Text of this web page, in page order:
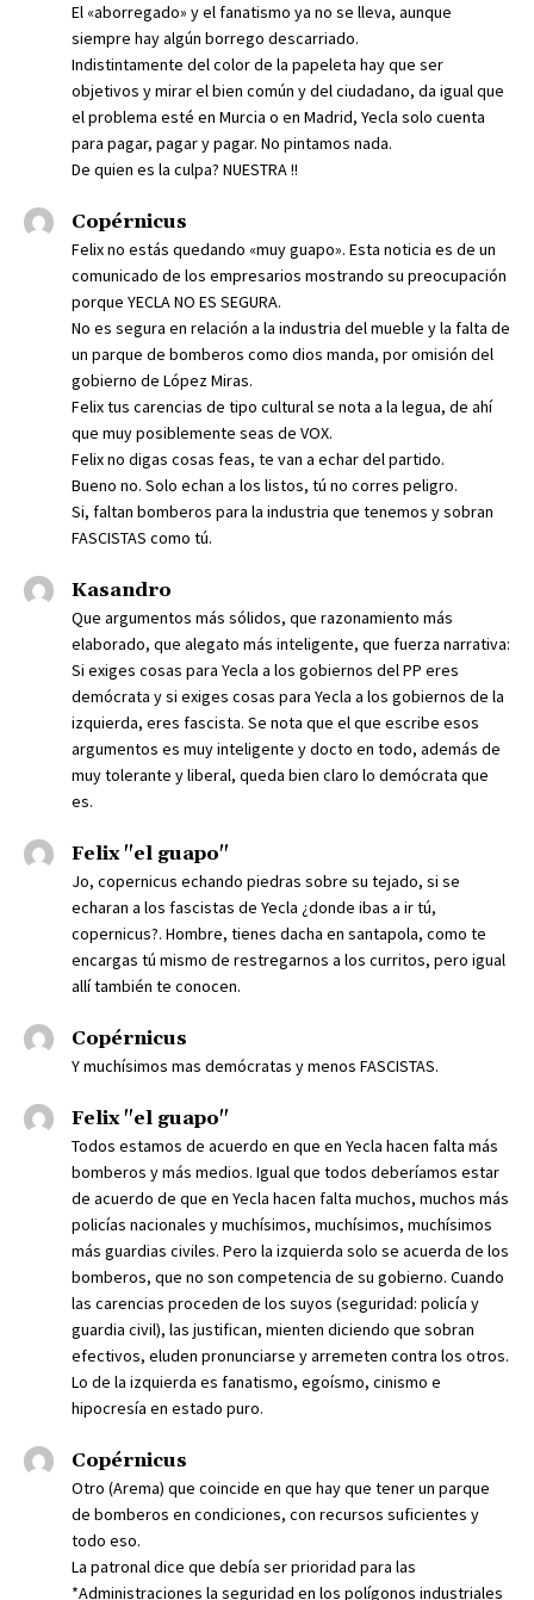
El «aborregado» y el fanatismo ya no se lleva, aunque
siempre hay algún borrego descarriado.
Indistintamente del color de la papeleta hay que ser
objetivos y mirar el bien común y del ciudadano, da igual que
el problema esté en Murcia o en Madrid, Yecla solo cuenta
para pagar, pagar y pagar. No pintamos nada.
De quien es la culpa? NUESTRA !!
Copérnicus
Felix no estás quedando «muy guapo». Esta noticia es de un
comunicado de los empresarios mostrando su preocupación
porque YECLA NO ES SEGURA.
No es segura en relación a la industria del mueble y la falta de
un parque de bomberos como dios manda, por omisión del
gobierno de López Miras.
Felix tus carencias de tipo cultural se nota a la legua, de ahí
que muy posiblemente seas de VOX.
Felix no digas cosas feas, te van a echar del partido.
Bueno no. Solo echan a los listos, tú no corres peligro.
Si, faltan bomberos para la industria que tenemos y sobran
FASCISTAS como tú.
Kasandro
Que argumentos más sólidos, que razonamiento más
elaborado, que alegato más inteligente, que fuerza narrativa:
Si exiges cosas para Yecla a los gobiernos del PP eres
demócrata y si exiges cosas para Yecla a los gobiernos de la
izquierda, eres fascista. Se nota que el que escribe esos
argumentos es muy inteligente y docto en todo, además de
muy tolerante y liberal, queda bien claro lo demócrata que
es.
Felix "el guapo"
Jo, copernicus echando piedras sobre su tejado, si se
echaran a los fascistas de Yecla ¿donde ibas a ir tú,
copernicus?. Hombre, tienes dacha en santapola, como te
encargas tú mismo de restregarnos a los curritos, pero igual
allí también te conocen.
Copérnicus
Y muchísimos mas demócratas y menos FASCISTAS.
Felix "el guapo"
Todos estamos de acuerdo en que en Yecla hacen falta más
bomberos y más medios. Igual que todos deberíamos estar
de acuerdo de que en Yecla hacen falta muchos, muchos más
policías nacionales y muchísimos, muchísimos, muchísimos
más guardias civiles. Pero la izquierda solo se acuerda de los
bomberos, que no son competencia de su gobierno. Cuando
las carencias proceden de los suyos (seguridad: policía y
guardia civil), las justifican, mienten diciendo que sobran
efectivos, eluden pronunciarse y arremeten contra los otros.
Lo de la izquierda es fanatismo, egoísmo, cinismo e
hipocresía en estado puro.
Copérnicus
Otro (Arema) que coincide en que hay que tener un parque
de bomberos en condiciones, con recursos suficientes y
todo eso.
La patronal dice que debía ser prioridad para las
*Administraciones la seguridad en los polígonos industriales